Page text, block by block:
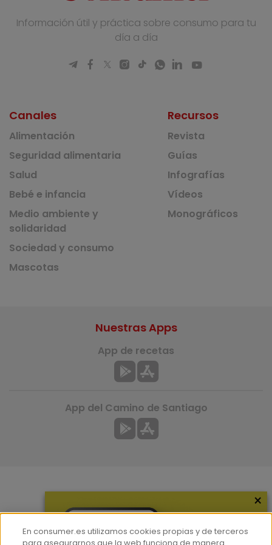
Información útil y práctica sobre consumo para tu
día a día
Canales
Alimentación
Seguridad alimentaria
Salud
Bebé e infancia
Medio ambiente y
solidaridad
Sociedad y consumo
Mascotas
Recursos
Revista
Guías
Infografías
Vídeos
Monográficos
Hemeroteca
Nuestras Apps
App de recetas
App del Camino de Santiago
×
En consumer.es utilizamos cookies propias y de terceros